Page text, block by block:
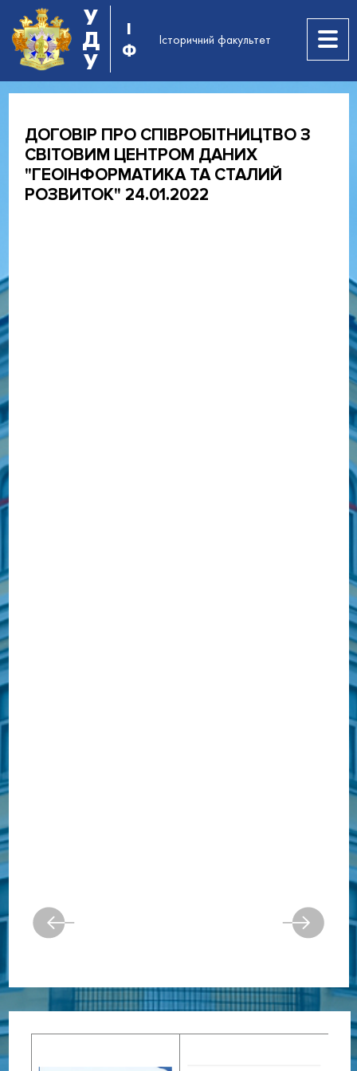
У
Д
У
І
Ф
Історичний факультет
ДОГОВІР ПРО СПІВРОБІТНИЦТВО З
СВІТОВИМ ЦЕНТРОМ ДАНИХ
"ГЕОІНФОРМАТИКА ТА СТАЛИЙ
РОЗВИТОК" 24.01.2022